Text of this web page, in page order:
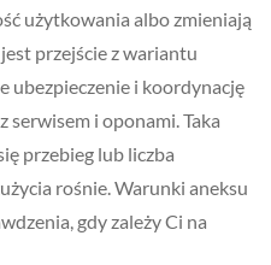
użytkowania albo zmieniają
przejście z wariantu
ubezpieczenie i koordynację
serwisem i oponami. Taka
przebieg lub liczba
rośnie. Warunki aneksu
gdy zależy Ci na